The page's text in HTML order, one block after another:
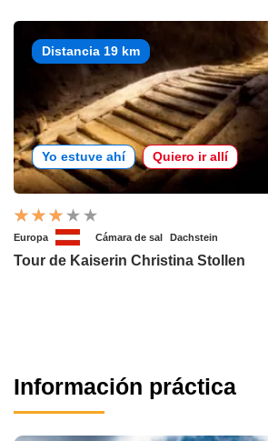
Distancia 19 km
Yo estuve ahí Quiero ir allí
Europa Cámara de sal Dachstein
Tour de Kaiserin Christina Stollen
Información práctica